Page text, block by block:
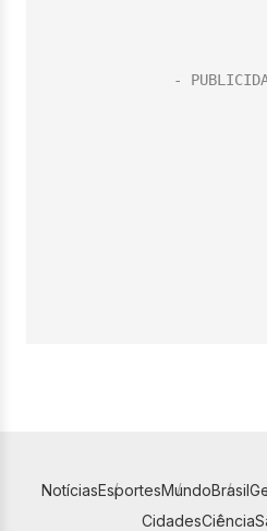
NotíciasEsportesMundoBrasil
CidadesCiência